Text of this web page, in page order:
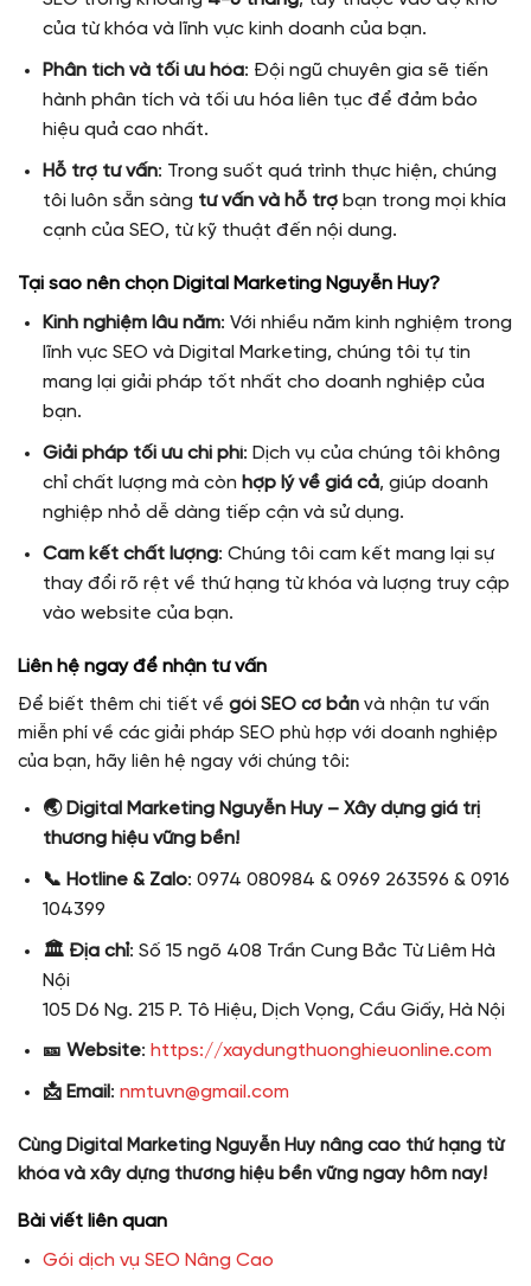
của từ khóa và lĩnh vực kinh doanh của bạn.
Phân tích và tối ưu hóa: Đội ngũ chuyên gia sẽ tiến
hành phân tích và tối ưu hóa liên tục để đảm bảo
hiệu quả cao nhất.
Hỗ trợ tư vấn: Trong suốt quá trình thực hiện, chúng
tôi luôn sẵn sàng tư vấn và hỗ trợbạn trong mọi khía
cạnh của SEO, từ kỹ thuật đến nội dung.
Tại sao nên chọn Digital Marketing Nguyễn Huy?
Kinh nghiệm lâu năm: Với nhiều năm kinh nghiệm trong
lĩnh vực SEO và Digital Marketing, chúng tôi tự tin
mang lại giải pháp tốt nhất cho doanh nghiệp của
bạn.
Giải pháp tối ưu chi phí: Dịch vụ của chúng tôi không
chỉ chất lượng mà còn hợp lý về giá cả, giúp doanh
nghiệp nhỏ dễ dàng tiếp cận và sử dụng.
Cam kết chất lượng: Chúng tôi cam kết mang lại sự
thay đổi rõ rệt về thứ hạng từ khóa và lượng truy cập
vào website của bạn.
Liên hệ ngay để nhận tư vấn
Để biết thêm chi tiết về gói SEO cơ bản và nhận tư vấn
miễn phí về các giải pháp SEO phù hợp với doanh nghiệp
của bạn, hãy liên hệ ngay với chúng tôi:
🌏 Digital Marketing Nguyễn Huy – Xây dựng giá trị
thương hiệu vững bền!
📞 Hotline & Zalo: 0974 080984 & 0969 263596 & 0916
104399
🏛 Địa chỉ: Số 15 ngõ 408 Trần Cung Bắc Từ Liêm Hà
Nội
105 D6 Ng. 215 P. Tô Hiệu, Dịch Vọng, Cầu Giấy, Hà Nội
🎫 Website: https://xaydungthuonghieuonline.com
📩 Email : nmtuvn@gmail.com
Cùng Digital Marketing Nguyễn Huy nâng cao thứ hạng từ
khóa và xây dựng thương hiệu bền vững ngay hôm nay!
Bài viết liên quan
Gói dịch vụ SEO Nâng Cao